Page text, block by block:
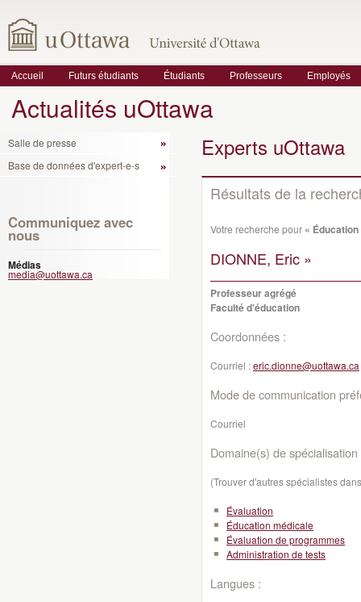
Accueil Futurs étudiants Étudiants Professeurs Employés
Actualités uOttawa
Salle de presse
Base de données d'expert-e-s
Communiquez avec
nous
Médias
media@uottawa.ca
Experts uOttawa
Résultats de la
Votre recherche pour «
DIONNE, Eric »
Professeur agrégé
Faculté d'éducation
Coordonnées :
Courriel :eric.dionne@uottawa.ca
Mode de communication
Courriel
Domaine(s) de spécialisation
(Trouver d'autres spécialistes
Évaluation
Éducation médicale
Évaluation de programmes
Administration de tests
Langues :